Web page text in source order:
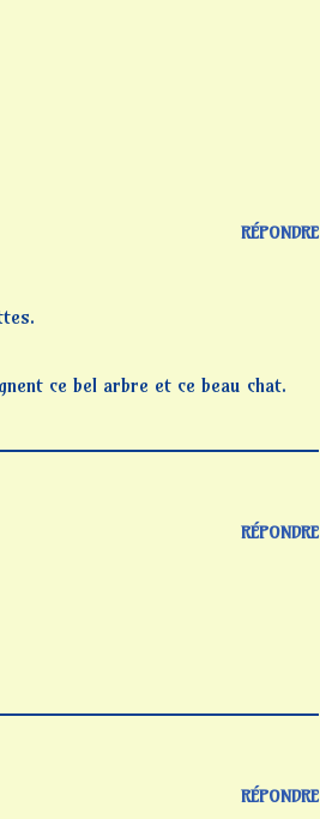
RÉPONDRE
ce bel arbre et ce beau chat.
RÉPONDRE
RÉPONDRE